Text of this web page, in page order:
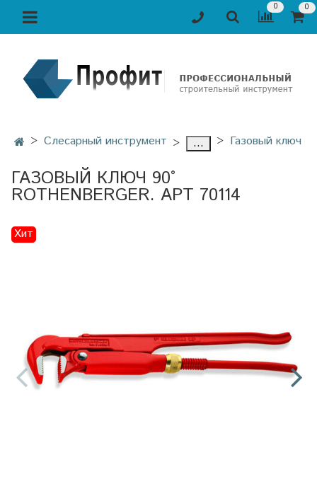
0 0
Слесарный инструмент ... Газовый ключ
ГАЗОВЫЙ КЛЮЧ 90°
ROTHENBERGER. АРТ 70114
Хит